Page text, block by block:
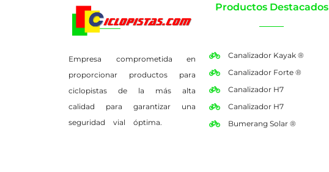
Empresa comprometida en
proporcionar productos para
ciclopistas de la más alta
calidad para garantizar una
seguridad vial óptima.
Productos Destacados
Canalizador Kayak ®
Canalizador Forte ®
Canalizador H7
Canalizador H7
Bumerang Solar ®